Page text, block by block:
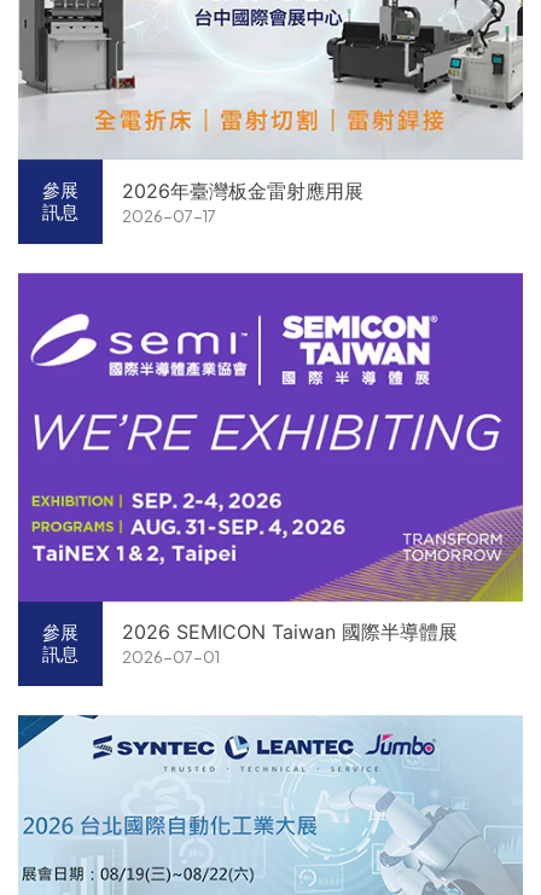
參展
訊息
2026年臺灣板金雷射應用展
2026-07-17
參展
訊息
2026 SEMICON Taiwan 國際半導體展
2026-07-01